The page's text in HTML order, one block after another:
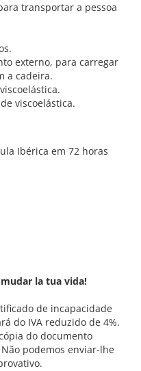
transportar a pessoa
externo, para carregar
a cadeira.
viscoelástica.
Ibérica em 72 horas
la tua vida!
de incapacidade
do IVA reduzido de 4%.
do documento
podemos enviar-lhe